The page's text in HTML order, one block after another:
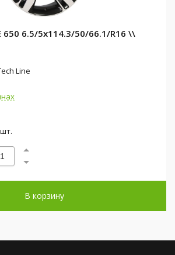
650 6.5/5x114.3/50/66.1/R16 \\
Line
В корзину